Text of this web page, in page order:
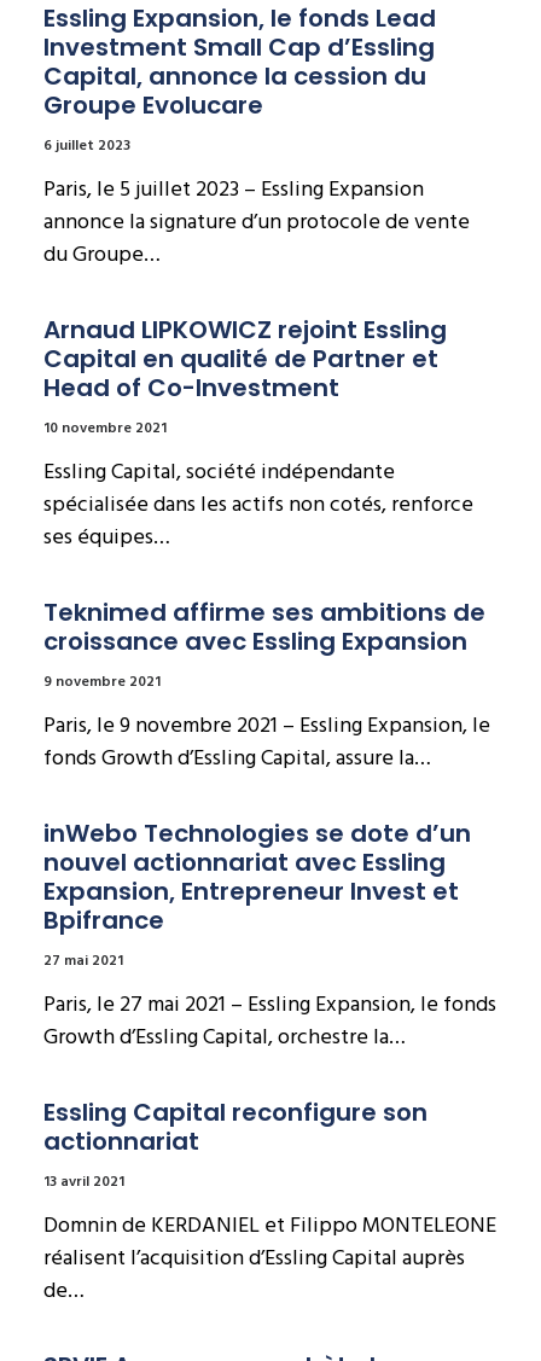
Essling Expansion, le fonds Lead
Investment Small Cap d’Essling
Capital, annonce la cession du
Groupe Evolucare
6 juillet 2023
Paris, le 5 juillet 2023 – Essling Expansion
annonce la signature d’un protocole de vente
du Groupe…
Arnaud LIPKOWICZ rejoint Essling
Capital en qualité de Partner et
Head of Co-Investment
10 novembre 2021
Essling Capital, société indépendante
spécialisée dans les actifs non cotés, renforce
ses équipes…
Teknimed affirme ses ambitions de
croissance avec Essling Expansion
9 novembre 2021
Paris, le 9 novembre 2021 – Essling Expansion, le
fonds Growth d’Essling Capital, assure la…
inWebo Technologies se dote d’un
nouvel actionnariat avec Essling
Expansion, Entrepreneur Invest et
Bpifrance
27 mai 2021
Paris, le 27 mai 2021 – Essling Expansion, le fonds
Growth d’Essling Capital, orchestre la…
Essling Capital reconfigure son
actionnariat
13 avril 2021
Domnin de KERDANIEL et Filippo MONTELEONE
réalisent l’acquisition d’Essling Capital auprès
de…